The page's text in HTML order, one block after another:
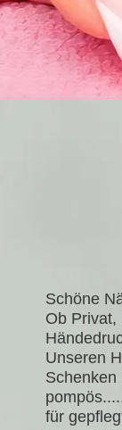
Schöne
Ob Privat,
Unseren
Schenken
für